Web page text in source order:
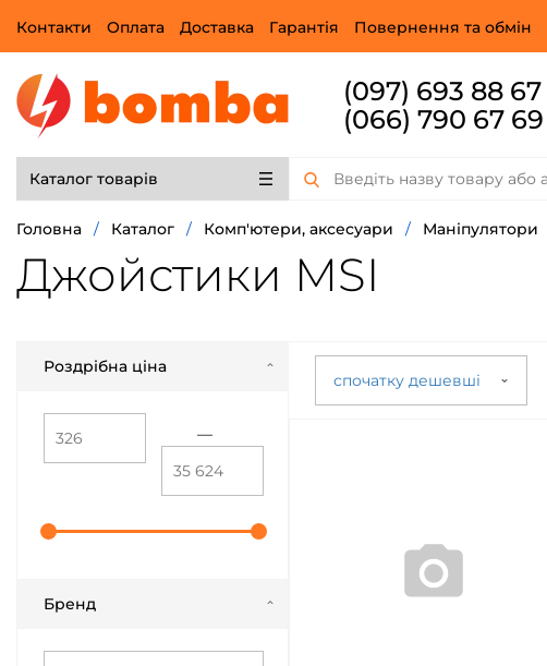
Контакти Оплата Доставка Гарантія Повернення та обмін
(097) 693 88 67
(066) 790 67 69
Каталог товарів
Головна / Каталог / Комп'ютери, аксесуари / Маніпулятори
Джойстики MSI
спочатку дешевші
Роздрібна ціна
—
Бренд